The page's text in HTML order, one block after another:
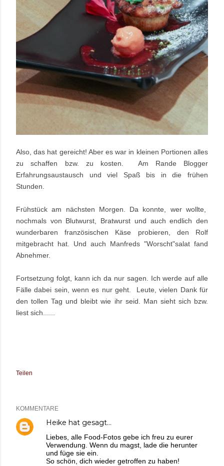
Also, das hat gereicht! Aber es war in kleinen Portionen alles
zu schaffen bzw. zu kosten. Am Rande Blogger
Erfahrungsaustausch und viel Spaß bis in die frühen
Stunden.
Frühstück am nächsten Morgen. Da konnte, wer wollte,
nochmals von Blutwurst, Bratwurst und auch endlich den
wunderbaren französischen Käse probieren, den Rolf
mitgebracht hat. Und auch Manfreds "Worscht"salat fand
Abnehmer.
Fortsetzung folgt, kann ich da nur sagen. Ich werde auf alle
Fälle dabei sein, wenn es nur geht. Leute, vielen Dank für
den tollen Tag und bleibt wie ihr seid. Man sieht sich bzw.
liest sich......
Teilen
KOMMENTARE
Heike hat gesagt…
Liebes, alle Food-Fotos gebe ich freu zu eurer
Verwendung. Wenn du magst, lade die herunter
und füge sie ein.
So schön, dich wieder getroffen zu haben!